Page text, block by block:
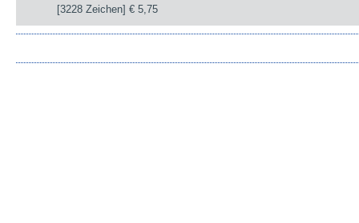
[3228 Zeichen]€ 5,75